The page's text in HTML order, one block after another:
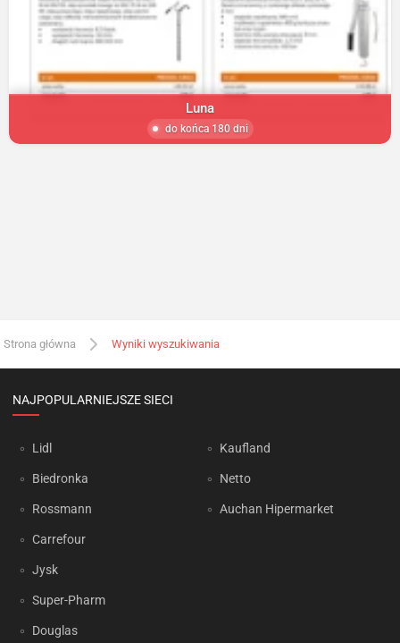
Luna
do końca 180 dni
Strona główna Wyniki wyszukiwania
NAJPOPULARNIEJSZE SIECI
Lidl
Biedronka
Rossmann
Carrefour
Jysk
Super-Pharm
Douglas
Kaufland
Netto
Auchan Hipermarket